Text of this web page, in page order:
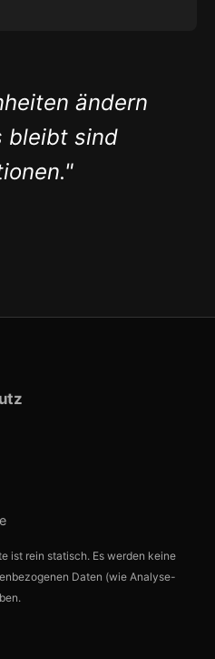
ändern
bleibt sind
ist rein statisch. Es werden keine
Daten (wie Analyse-